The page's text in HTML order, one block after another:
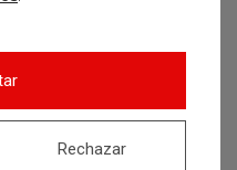
y excluidos
auxiliares
de Zaragoza
Rechazar